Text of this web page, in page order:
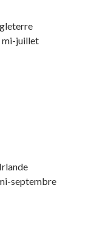
mi-juillet
septembre